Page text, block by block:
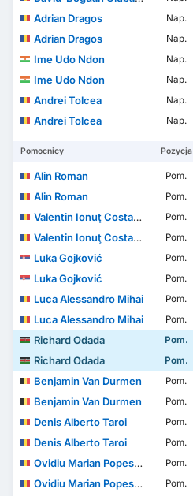
Adrian Dragos
Nap.
Adrian Dragos
Nap.
Ime Udo Ndon
Nap.
Ime Udo Ndon
Nap.
Andrei Tolcea
Nap.
Andrei Tolcea
Nap.
Pomocnicy Pozycja
Alin Roman Pom.
Alin Roman
Pom.
Valentin Ionuţ Costache
Pom.
Valentin Ionuţ Costache
Pom.
Luka Gojković
Pom.
Luka Gojković
Pom.
Luca Alessandro Mihai
Pom.
Luca Alessandro Mihai
Pom.
Richard Odada
Pom.
Richard Odada
Pom.
Benjamin Van Durmen
Pom.
Benjamin Van Durmen
Pom.
Denis Alberto Taroi
Pom.
Denis Alberto Taroi
Pom.
Ovidiu Marian Popescu
Pom.
Ovidiu Marian Popescu
Pom.